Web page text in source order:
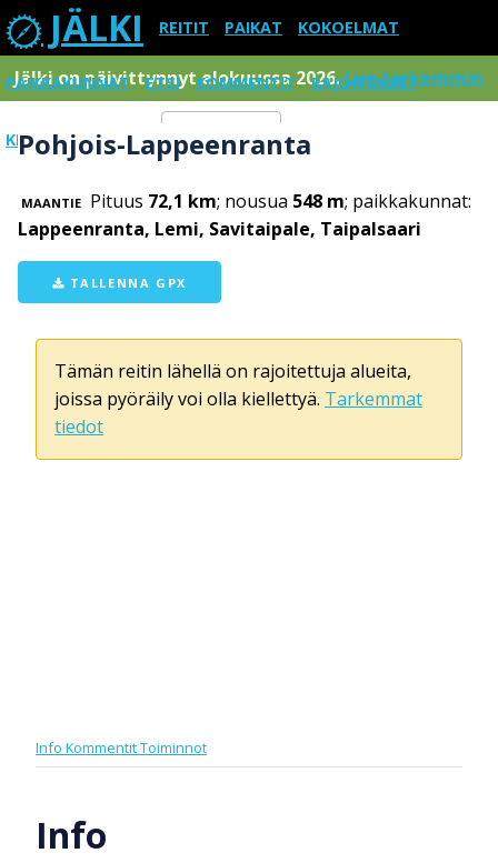
JÄLKI REITIT PAIKAT KOKOELMAT
PAIKKAKUNNAT ETSI KOMMENTIT RAJOITUKSET
KIRJAUDU SISÄÄN Menu
Jälki on päivittynnyt elokuussa 2026.Lue tarkemmin
Pohjois-Lappeenranta
MAANTIE Pituus 72,1 km; nousua 548 m; paikkakunnat:
Lappeenranta, Lemi, Savitaipale, Taipalsaari
TALLENNA GPX
Tämän reitin lähellä on rajoitettuja alueita,
joissa pyöräily voi olla kiellettyä. Tarkemmat
tiedot
Info KommentitToiminnot
Info